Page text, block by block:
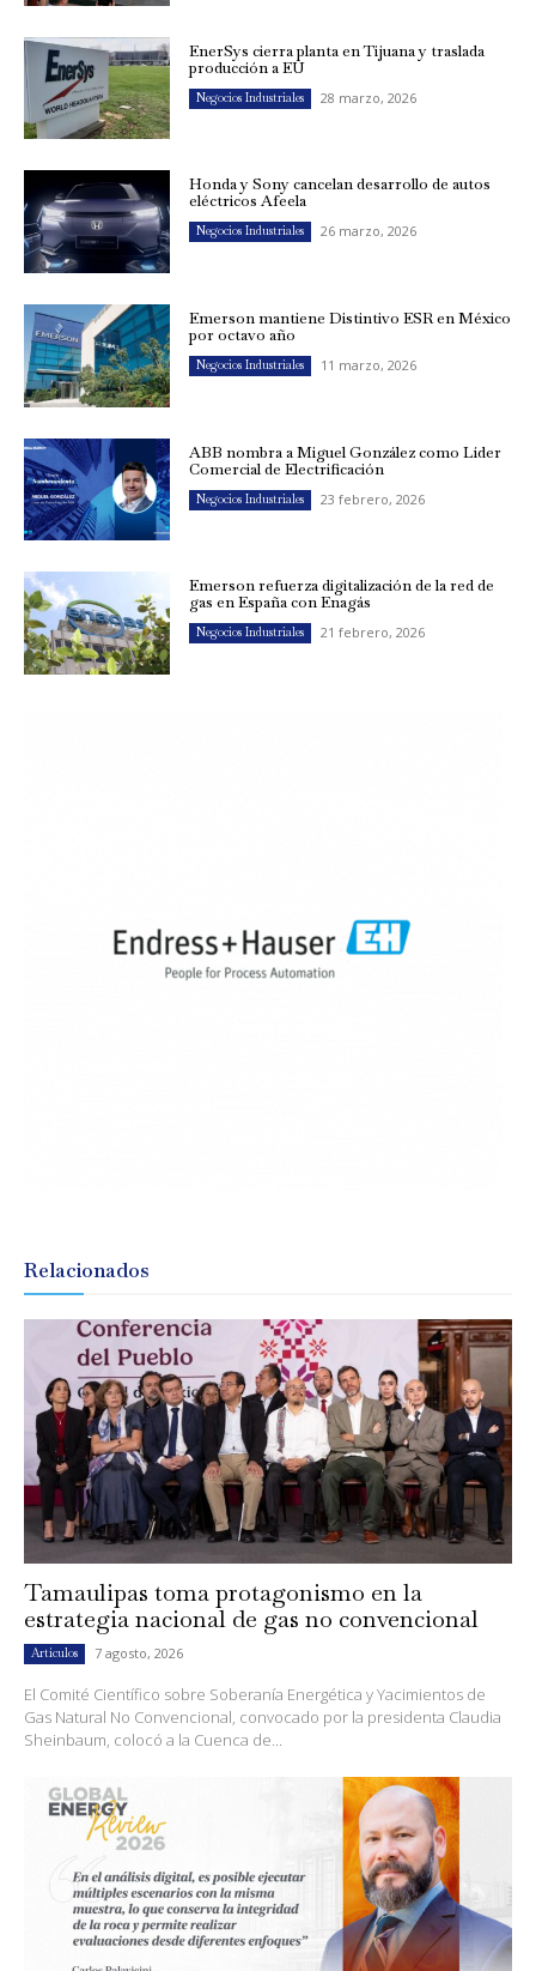
EnerSys cierra planta en Tijuana y traslada
producción a EU
Negocios Industriales 28 marzo, 2026
Honda y Sony cancelan desarrollo de autos
eléctricos Afeela
Negocios Industriales 26 marzo, 2026
Emerson mantiene Distintivo ESR en México
por octavo año
Negocios Industriales 11 marzo, 2026
ABB nombra a Miguel González como Líder
Comercial de Electrificación
Negocios Industriales 23 febrero, 2026
Emerson refuerza digitalización de la red de
gas en España con Enagás
Negocios Industriales 21 febrero, 2026
Relacionados
Tamaulipas toma protagonismo en la
estrategia nacional de gas no convencional
Artículos 7 agosto, 2026
El Comité Científico sobre Soberanía Energética y Yacimientos de
Gas Natural No Convencional, convocado por la presidenta Claudia
Sheinbaum, colocó a la Cuenca de...